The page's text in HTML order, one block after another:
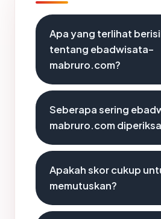
Apa yang terlihat
tentang ebadwisata-
mabruro.com?
Seberapa sering
mabruro.com
Apakah skor cukup
memutuskan?